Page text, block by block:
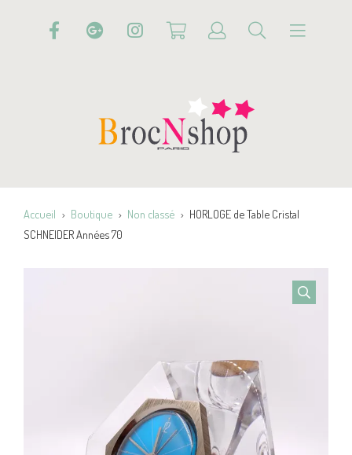
Accueil Boutique Non classé
HORLOGE de Table Cristal
SCHNEIDER Années 70